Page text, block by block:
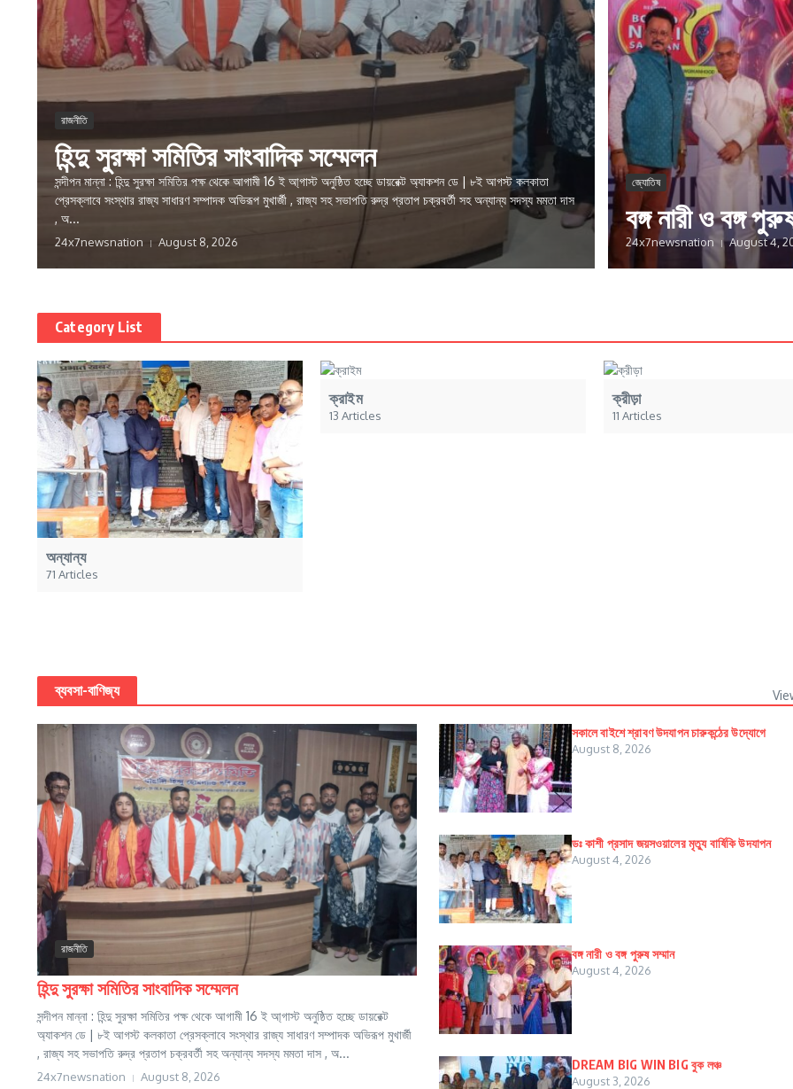
রাজনীতি
হিন্দু সুরক্ষা সমিতির সাংবাদিক সম্মেলন
সন্দীপন মান্না : হিন্দু সুরক্ষা সমিতির পক্ষ থেকে আগামী 16 ই আ্গাস্ট অনুষ্ঠিত হচ্ছে ডায়রেক্ট অ্যাকশন ডে | ৮ই আগস্ট কলকাতা
প্রেসক্লাবে সংস্থার রাজ্য সাধারণ সম্পাদক অভিরূপ মুখার্জী , রাজ্য সহ সভাপতি রুদ্র প্রতাপ চক্রবর্তী সহ অন্যান্য সদস্য মমতা দাস
, অ...
24x7newsnation August 8, 2026
জ্যোতিষ
বঙ্গ নারী ও বঙ্গ
24x7newsnation August 4,
Category List
অন্যান্য
71 Articles
ক্রাইম
13 Articles
ক্রীড়া
11 Articles
ব্যবসা-বাণিজ্য
রাজনীতি
হিন্দু সুরক্ষা সমিতির সাংবাদিক সম্মেলন
সন্দীপন মান্না : হিন্দু সুরক্ষা সমিতির পক্ষ থেকে আগামী 16 ই আ্গাস্ট অনুষ্ঠিত হচ্ছে ডায়রেক্ট
অ্যাকশন ডে | ৮ই আগস্ট কলকাতা প্রেসক্লাবে সংস্থার রাজ্য সাধারণ সম্পাদক অভিরূপ মুখার্জী
, রাজ্য সহ সভাপতি রুদ্র প্রতাপ চক্রবর্তী সহ অন্যান্য সদস্য মমতা দাস , অ...
24x7newsnation August 8, 2026
সকালে বাইশে শ্রাবণ উদযাপন চারুকন্ঠের উদ্যোগে
August 8, 2026
ডঃ কাশী প্রসাদ জয়সওয়ালের মৃত্যু বার্ষিকি উদযাপন
August 4, 2026
বঙ্গ নারী ও বঙ্গ পুরুষ সম্মান
August 4, 2026
DREAM BIG WIN BIG বুক লঞ্চ
August 3, 2026